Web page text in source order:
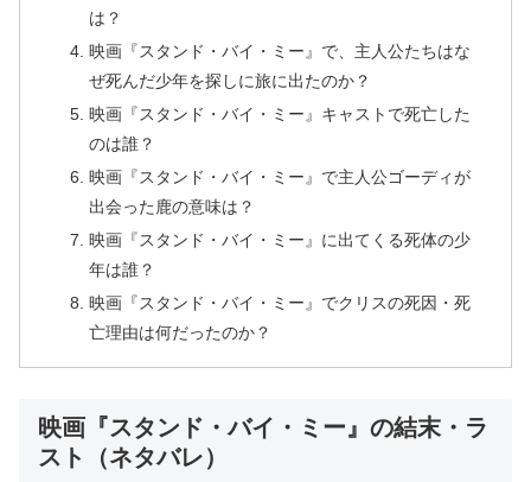
は？
映画『スタンド・バイ・ミー』で、主人公たちはな
ぜ死んだ少年を探しに旅に出たのか？
映画『スタンド・バイ・ミー』キャストで死亡した
のは誰？
映画『スタンド・バイ・ミー』で主人公ゴーディが
出会った鹿の意味は？
映画『スタンド・バイ・ミー』に出てくる死体の少
年は誰？
映画『スタンド・バイ・ミー』でクリスの死因・死
亡理由は何だったのか？
映画『スタンド・バイ・ミー』の結末・ラ
スト（ネタバレ）